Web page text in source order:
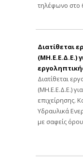
τηλέφωνο στο
Διατίθεται
(ΜΗ.Ε.Ε.Δ.Ε.)
Διατίθεται
(ΜΗ.Ε.Ε.Δ.Ε.)
επιχείρησης.
Υδραυλικά
με σαφείς